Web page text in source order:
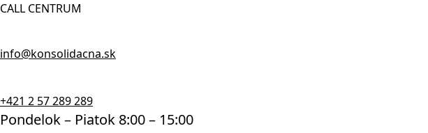
CALL CENTRUM
info@konsolidacna.sk
+421 2 57 289 289
Pondelok – Piatok 8:00 – 15:00